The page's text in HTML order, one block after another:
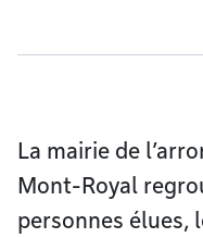
La mairie de
Mont-Royal
personnes élues,